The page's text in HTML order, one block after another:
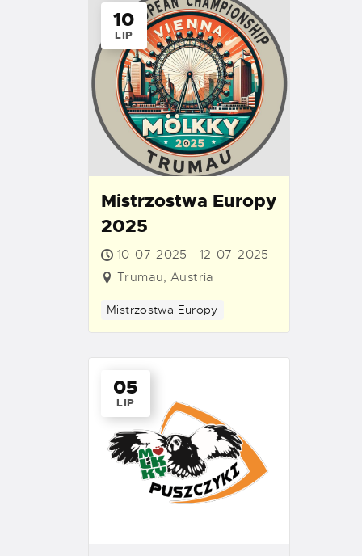
10
LIP
Mistrzostwa Europy
2025
10-07-2025 - 12-07-2025
Trumau, Austria
Mistrzostwa Europy
05
LIP